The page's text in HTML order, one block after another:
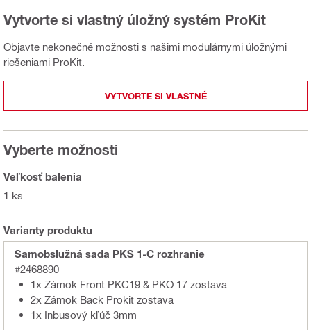
Vytvorte si vlastný úložný systém ProKit
Objavte nekonečné možnosti s našimi modulárnymi úložnými
riešeniami ProKit.
VYTVORTE SI VLASTNÉ
Vyberte možnosti
Veľkosť balenia
1 ks
Varianty produktu
Samobslužná sada PKS 1-C rozhranie
#2468890
1x Zámok Front PKC19 & PKO 17 zostava
2x Zámok Back Prokit zostava
1x Inbusový kľúč 3mm